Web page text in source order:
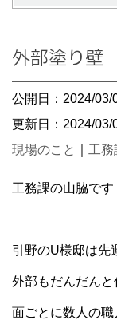
外部塗り壁
公開日：2024/03/
更新日：2024/03/
現場のこと
工
工務課の山脇です
引野のU様邸は先
外部もだんだんと
面ごとに数人の